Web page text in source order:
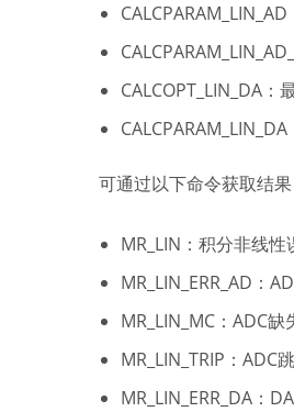
CALCOPT_LIN_DA：
可通过以下命令获取结果
MR_LIN：积分非线
MR_LIN_ERR_AD：
MR_LIN_MC：ADC缺
MR_LIN_TRIP：ADC
MR_LIN_ERR_DA：